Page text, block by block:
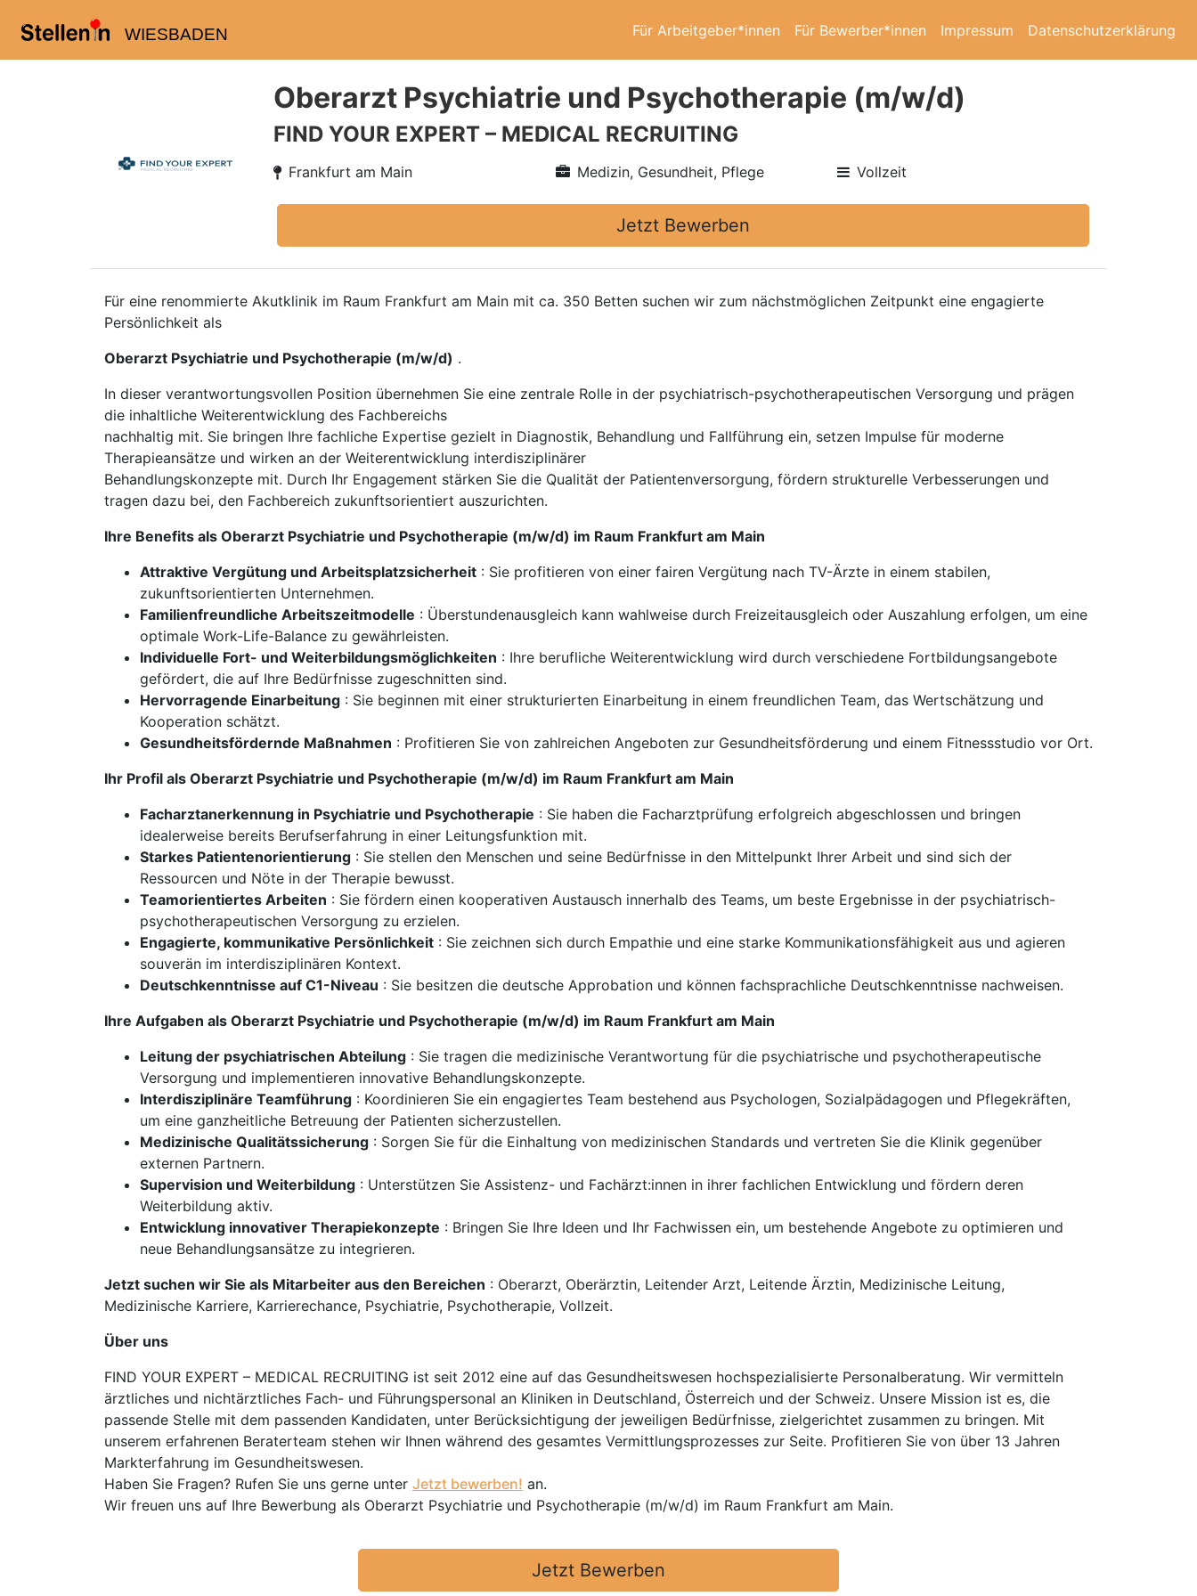
WIESBADEN Für Arbeitgeber*innen Für Bewerber*innen Impressum Datenschutzerklärung
Oberarzt Psychiatrie und Psychotherapie (m/w/d)
FIND YOUR EXPERT – MEDICAL RECRUITING
Frankfurt am Main Medizin, Gesundheit, Pflege Vollzeit
Jetzt Bewerben
Für eine renommierte Akutklinik im Raum Frankfurt am Main mit ca. 350 Betten suchen wir zum nächstmöglichen Zeitpunkt eine engagierte
Persönlichkeit als
Oberarzt Psychiatrie und Psychotherapie (m/w/d) .
In dieser verantwortungsvollen Position übernehmen Sie eine zentrale Rolle in der psychiatrisch-psychotherapeutischen Versorgung und prägen
die inhaltliche Weiterentwicklung des Fachbereichs
nachhaltig mit. Sie bringen Ihre fachliche Expertise gezielt in Diagnostik, Behandlung und Fallführung ein, setzen Impulse für moderne
Therapieansätze und wirken an der Weiterentwicklung interdisziplinärer
Behandlungskonzepte mit. Durch Ihr Engagement stärken Sie die Qualität der Patientenversorgung, fördern strukturelle Verbesserungen und
tragen dazu bei, den Fachbereich zukunftsorientiert auszurichten.
Ihre Benefits als Oberarzt Psychiatrie und Psychotherapie (m/w/d) im Raum Frankfurt am Main
Attraktive Vergütung und Arbeitsplatzsicherheit : Sie profitieren von einer fairen Vergütung nach TV-Ärzte in einem stabilen,
zukunftsorientierten Unternehmen.
Familienfreundliche Arbeitszeitmodelle : Überstundenausgleich kann wahlweise durch Freizeitausgleich oder Auszahlung erfolgen, um eine
optimale Work-Life-Balance zu gewährleisten.
Individuelle Fort- und Weiterbildungsmöglichkeiten : Ihre berufliche Weiterentwicklung wird durch verschiedene Fortbildungsangebote
gefördert, die auf Ihre Bedürfnisse zugeschnitten sind.
Hervorragende Einarbeitung : Sie beginnen mit einer strukturierten Einarbeitung in einem freundlichen Team, das Wertschätzung und
Kooperation schätzt.
Gesundheitsfördernde Maßnahmen : Profitieren Sie von zahlreichen Angeboten zur Gesundheitsförderung und einem Fitnessstudio vor Ort.
Ihr Profil als Oberarzt Psychiatrie und Psychotherapie (m/w/d) im Raum Frankfurt am Main
Facharztanerkennung in Psychiatrie und Psychotherapie : Sie haben die Facharztprüfung erfolgreich abgeschlossen und bringen
idealerweise bereits Berufserfahrung in einer Leitungsfunktion mit.
Starkes Patientenorientierung : Sie stellen den Menschen und seine Bedürfnisse in den Mittelpunkt Ihrer Arbeit und sind sich der
Ressourcen und Nöte in der Therapie bewusst.
Teamorientiertes Arbeiten : Sie fördern einen kooperativen Austausch innerhalb des Teams, um beste Ergebnisse in der psychiatrisch-
psychotherapeutischen Versorgung zu erzielen.
Engagierte, kommunikative Persönlichkeit : Sie zeichnen sich durch Empathie und eine starke Kommunikationsfähigkeit aus und agieren
souverän im interdisziplinären Kontext.
Deutschkenntnisse auf C1-Niveau : Sie besitzen die deutsche Approbation und können fachsprachliche Deutschkenntnisse nachweisen.
Ihre Aufgaben als Oberarzt Psychiatrie und Psychotherapie (m/w/d) im Raum Frankfurt am Main
Leitung der psychiatrischen Abteilung : Sie tragen die medizinische Verantwortung für die psychiatrische und psychotherapeutische
Versorgung und implementieren innovative Behandlungskonzepte.
Interdisziplinäre Teamführung : Koordinieren Sie ein engagiertes Team bestehend aus Psychologen, Sozialpädagogen und Pflegekräften,
um eine ganzheitliche Betreuung der Patienten sicherzustellen.
Medizinische Qualitätssicherung : Sorgen Sie für die Einhaltung von medizinischen Standards und vertreten Sie die Klinik gegenüber
externen Partnern.
Supervision und Weiterbildung : Unterstützen Sie Assistenz- und Fachärzt:innen in ihrer fachlichen Entwicklung und fördern deren
Weiterbildung aktiv.
Entwicklung innovativer Therapiekonzepte : Bringen Sie Ihre Ideen und Ihr Fachwissen ein, um bestehende Angebote zu optimieren und
neue Behandlungsansätze zu integrieren.
Jetzt suchen wir Sie als Mitarbeiter aus den Bereichen : Oberarzt, Oberärztin, Leitender Arzt, Leitende Ärztin, Medizinische Leitung,
Medizinische Karriere, Karrierechance, Psychiatrie, Psychotherapie, Vollzeit.
Über uns
FIND YOUR EXPERT – MEDICAL RECRUITING ist seit 2012 eine auf das Gesundheitswesen hochspezialisierte Personalberatung. Wir vermitteln
ärztliches und nichtärztliches Fach- und Führungspersonal an Kliniken in Deutschland, Österreich und der Schweiz. Unsere Mission ist es, die
passende Stelle mit dem passenden Kandidaten, unter Berücksichtigung der jeweiligen Bedürfnisse, zielgerichtet zusammen zu bringen. Mit
unserem erfahrenen Beraterteam stehen wir Ihnen während des gesamtes Vermittlungsprozesses zur Seite. Profitieren Sie von über 13 Jahren
Markterfahrung im Gesundheitswesen.
Haben Sie Fragen? Rufen Sie uns gerne unter Jetzt bewerben! an.
Wir freuen uns auf Ihre Bewerbung als Oberarzt Psychiatrie und Psychotherapie (m/w/d) im Raum Frankfurt am Main.
Jetzt Bewerben